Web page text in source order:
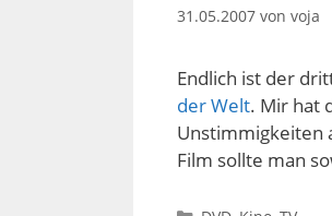
31.05.2007 von voja
Endlich ist der
der Welt. Mir hat
Unstimmigkeiten
Film sollte man